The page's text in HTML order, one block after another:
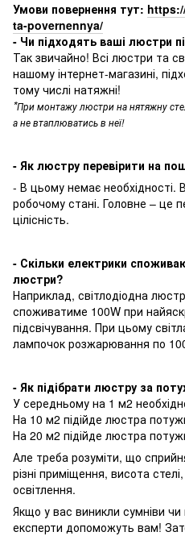
Умови повернення тут:
ta-povernennya/
- Чи підходять ваші люстри
Так звичайно! Всі люстри та
нашому інтернет-магазині,
тому числі натяжні!
*При монтажу люстри на нятяжну
а не втаплюватись в неї!
- Як люстру перевірити на
- В цьому немає необхідності.
робочому стані. Головне – це
цілісність.
- Скільки електрики
люстри?
Наприклад, світлодіодна
споживатиме 100W при
підсвічування. При цьому
лампочок розжарювання по
- Як підібрати люстру за
У середньому на 1 м2
На 10 м2 підійде люстра
На 20 м2 підійде люстра
Але треба розуміти, що
різні приміщення, висота
освітлення.
Якщо у вас виникли сумніви
експерти допоможуть вам!